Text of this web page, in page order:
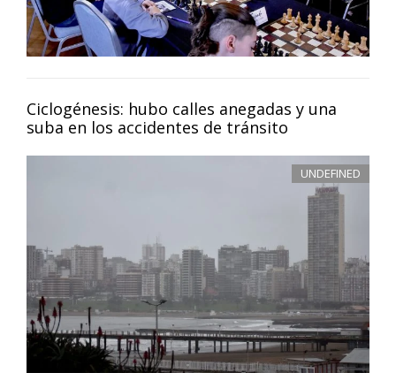
Ciclogénesis: hubo calles anegadas y una
suba en los accidentes de tránsito
UNDEFINED